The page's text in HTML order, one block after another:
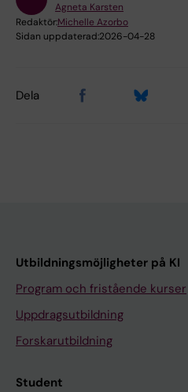
Agneta Karsten
Redaktör:Michelle Azorbo
Sidan uppdaterad:2026-04-28
Dela
Utbildningsmöjligheter på KI
Program och fristående kurser
Uppdragsutbildning
Forskarutbildning
Student